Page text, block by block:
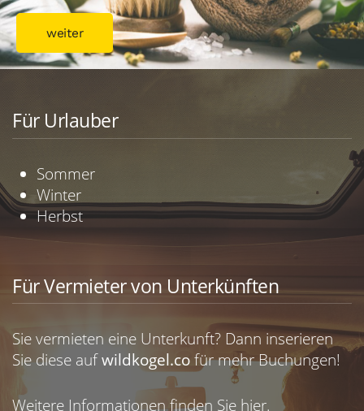
weiter
Für Urlauber
Sommer
Winter
Herbst
Für Vermieter von Unterkünften
Sie vermieten eine Unterkunft? Dann inserieren
Sie diese aufwildkogel.cofür mehr Buchungen!
Weitere Informationen finden Sie hier.